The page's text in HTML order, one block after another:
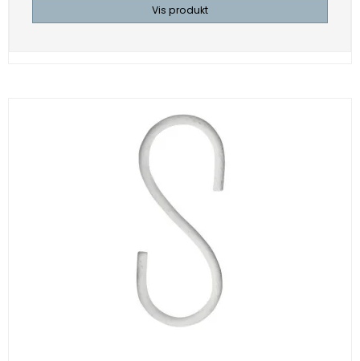
Vis produkt